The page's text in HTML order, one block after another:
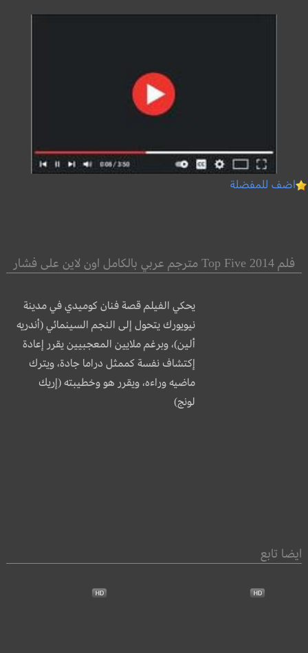
اضف للمفضلة
فلم Top Five 2014 مترجم عربي بالكامل اون لاين على فشار
يحكي الفيلم قصة فنان كوميدي في مدينة
نيويورك يتحول إلى النجم السينمائي (أندريه
ألين)، وبرغم ملايين المعجبيين يقرر إعادة
إكتشاف نفسة كممثل دراما جادة، ويترك
ماضيه وراءه، ويقرر هو وخطيبته (إريك
لونج)
ايضا تابع